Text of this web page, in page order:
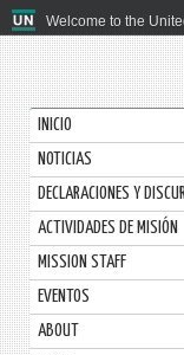
Welcome to the
INICIO
NOTICIAS
DECLARACIONES Y
ACTIVIDADES DE MISIÓN
MISSION STAFF
EVENTOS
ABOUT